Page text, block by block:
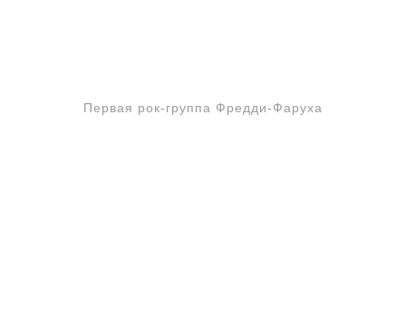
Первая рок-группа Фредди-Фаруха